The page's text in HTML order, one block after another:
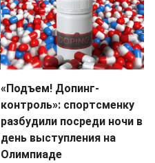
«Подъем! Допинг-
контроль»: спортсменку
разбудили посреди ночи в
день выступления на
Олимпиаде